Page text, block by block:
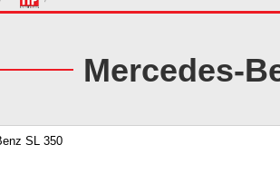
Mercedes-